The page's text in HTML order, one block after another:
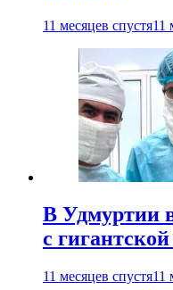
11 месяцев спустя11
В Удмуртии
с
11 месяцев спустя11